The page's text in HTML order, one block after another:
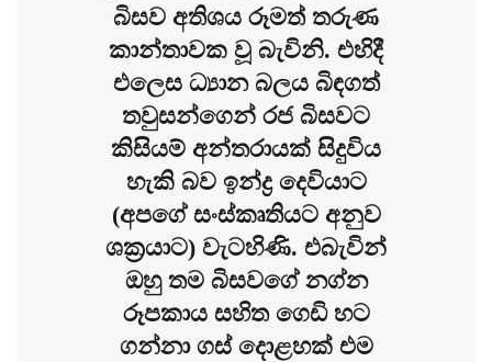
බිසව අතිශය රූමත් තරුණ
කාන්තාවක වූ බැවිනි. එහිදී
එලෙස ධ්‍යාන බලය බිඳගත්
තවුසන්ගෙන් රජ බිසවට
කිසියම් අන්තරායක් සිදුවිය
හැකි බව ඉන්ද්‍ර දෙවියාට
(අපගේ සංස්කෘතියට අනුව
ශක්‍රයාට) වැටහිණි. එබැවින්
ඔහු තම බිසවගේ නග්න
රූපකාය සහිත ගෙඩි හට
ගන්නා ගස් දොළහක් එම